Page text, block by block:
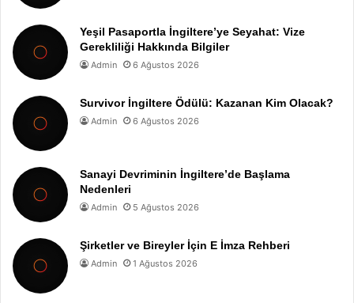
Yeşil Pasaportla İngiltere’ye Seyahat: Vize
Gerekliliği Hakkında Bilgiler
Admin 6 Ağustos 2026
Survivor İngiltere Ödülü: Kazanan Kim Olacak?
Admin 6 Ağustos 2026
Sanayi Devriminin İngiltere’de Başlama
Nedenleri
Admin 5 Ağustos 2026
Şirketler ve Bireyler İçin E İmza Rehberi
Admin 1 Ağustos 2026